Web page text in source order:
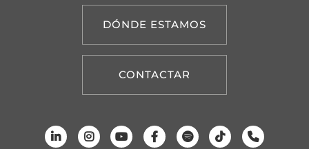
DÓNDE ESTAMOS
CONTACTAR